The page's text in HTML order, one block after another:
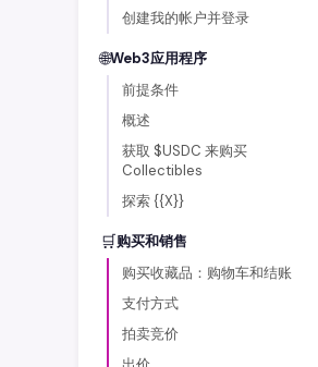
创建我的帐户并登录
🌐Web3应用程序
前提条件
概述
获取 $USDC 来购买
Collectibles
探索 {{X}}
🛒购买和销售
购买收藏品：购物车和结账
支付方式
拍卖竞价